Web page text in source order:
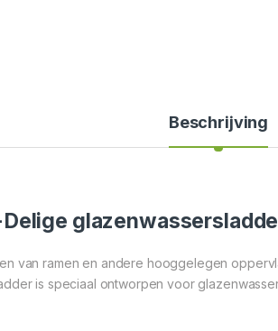
Beschrijving
van ramen en andere hooggelegen
is speciaal ontworpen voor